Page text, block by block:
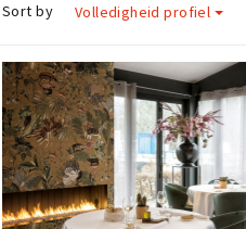
Sort by Volledigheid profiel